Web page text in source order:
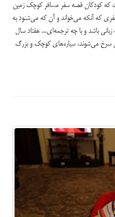
که کودکان قصه سفر مسافر کوچک زمین
که آنکه می‌خواند و آن که می‌‌شنود به
باشد و با چه ترجمه‌ای... هفتاد سال
سرخ می‌شوند، سیاره‌های کوچک و بزرگ